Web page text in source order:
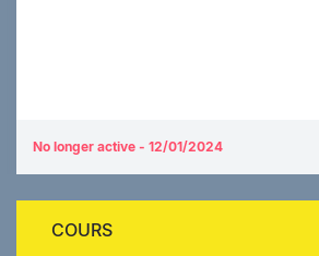
No longer active - 12/01/2024
COURS